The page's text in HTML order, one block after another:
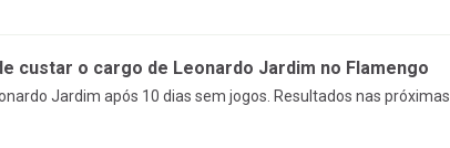
custar o cargo de Leonardo Jardim no Flamengo
Jardim após 10 dias sem jogos. Resultados nas próximas